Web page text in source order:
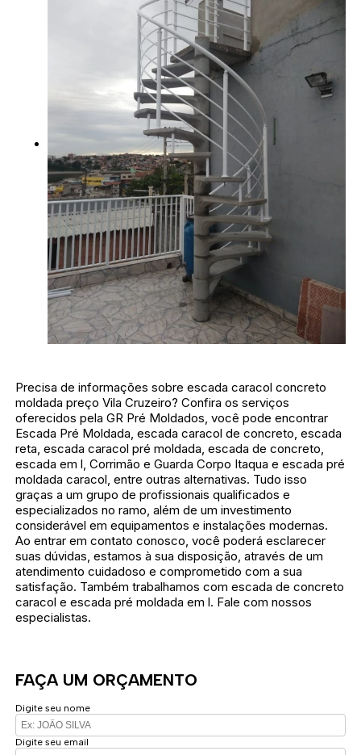
Precisa de informações sobre escada caracol concreto
moldada preço Vila Cruzeiro? Confira os serviços
oferecidos pela GR Pré Moldados, você pode encontrar
Escada Pré Moldada, escada caracol de concreto, escada
reta, escada caracol pré moldada, escada de concreto,
escada em l, Corrimão e Guarda Corpo Itaqua e escada pré
moldada caracol, entre outras alternativas. Tudo isso
graças a um grupo de profissionais qualificados e
especializados no ramo, além de um investimento
considerável em equipamentos e instalações modernas.
Ao entrar em contato conosco, você poderá esclarecer
suas dúvidas, estamos à sua disposição, através de um
atendimento cuidadoso e comprometido com a sua
satisfação. Também trabalhamos com escada de concreto
caracol e escada pré moldada em l. Fale com nossos
especialistas.
FAÇA UM ORÇAMENTO
Digite seu nome
Digite seu email